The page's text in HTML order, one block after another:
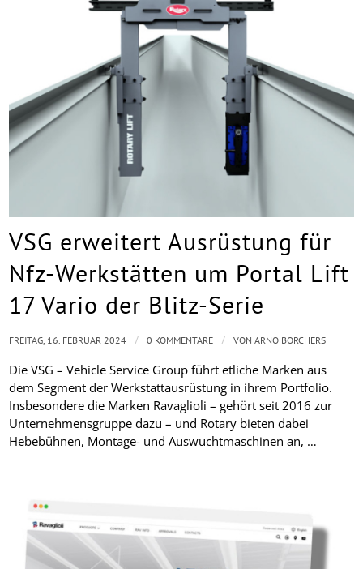
VSG erweitert Ausrüstung für
Nfz-Werkstätten um Portal Lift
17 Vario der Blitz-Serie
Die VSG – Vehicle Service Group führt etliche Marken aus
dem Segment der Werkstattausrüstung in ihrem Portfolio.
Insbesondere die Marken Ravaglioli – gehört seit 2016 zur
Unternehmensgruppe dazu – und Rotary bieten dabei
Hebebühnen, Montage- und Auswuchtmaschinen an, …
FREITAG, 16. FEBRUAR 2024 / 0 KOMMENTARE / VONARNO BORCHERS